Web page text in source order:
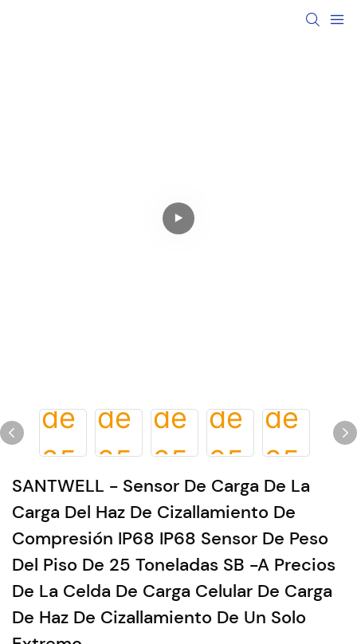
SANTWELL - Sensor De Carga De La
Carga Del Haz De Cizallamiento De
Compresión IP68 IP68 Sensor De Peso
Del Piso De 25 Toneladas SB -A Precios
De La Celda De Carga Celular De Carga
De Haz De Cizallamiento De Un Solo